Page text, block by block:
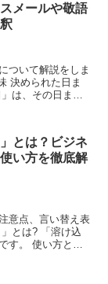
メールや敬語
ついて解説をしま
決められた日ま
は、その日まで
とは？ビジネ
い方を徹底解
意点、言い替え表
とは? 「溶け込
す。 使い方とし